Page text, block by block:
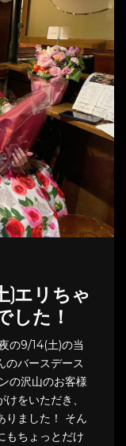
)エリちゃ
した！
の9/14(土)の当
のバースデース
の沢山のお客様
をいただき、
りました！ そん
もちょっとだけ